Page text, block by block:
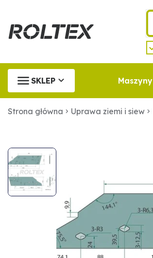
SKLEP Maszyny
Strona główna Uprawa ziemi i siew